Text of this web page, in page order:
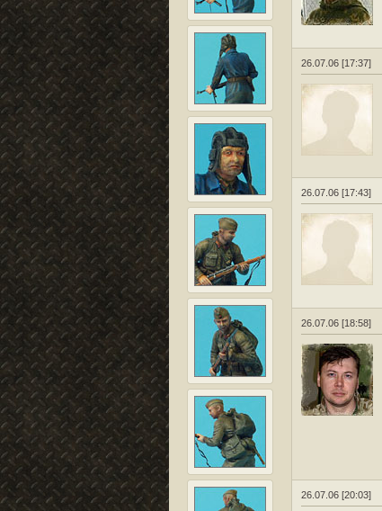
26.07.06 [17:37]
26.07.06 [17:43]
26.07.06 [18:58]
26.07.06 [20:03]